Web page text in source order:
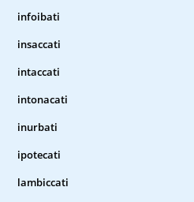
infoibati
insaccati
intaccati
intonacati
inurbati
ipotecati
lambiccati